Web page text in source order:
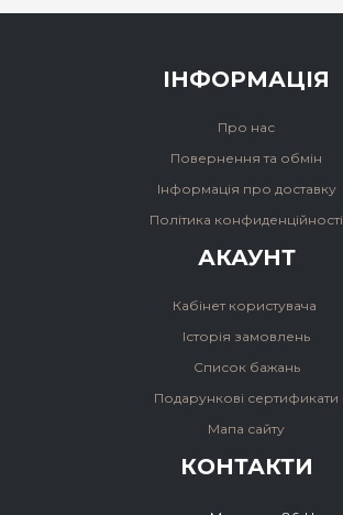
ІНФОРМАЦІЯ
Про нас
Повернення та обмін
Інформація про доставку
Політика конфиденційності
АКАУНТ
Кабінет користувача
Історія замовлень
Список бажань
Подарункові сертификати
Мапа сайту
КОНТАКТИ